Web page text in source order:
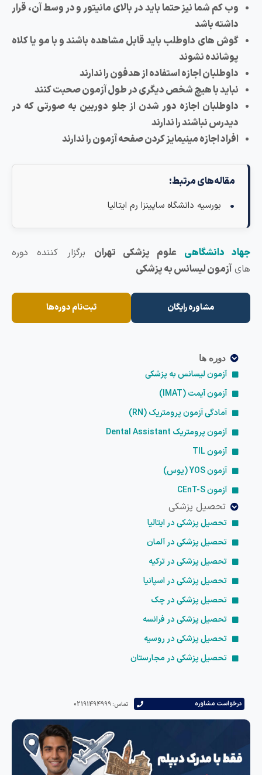
درخواست مشاوره تماس: 02191494999
وب کم شما نیز حتما باید در بالای مانیتور و در وسط آن، قرار
داشته باشد
گوش های داوطلب باید قابل مشاهده باشند و با مو یا کلاه
پوشانده نشوند
داوطلبان اجازه استفاده از هدفون را ندارند
نباید با هیچ شخص دیگری در طول آزمون صحبت کنند
داوطلبان اجازه دور شدن از جلو دوربین به صورتی که در
دیدرس نباشند را ندارند
افراد اجازه مینیمایز کردن صفحه آزمون را ندارند
مقاله‌های مرتبط:
بورسیه دانشگاه ساپینزا رم ایتالیا
دانشگاهیعلوم پزشکی تهرانبرگزار کننده دوره
آزمون لیسانس به پزشکی
مشاوره رایگان ثبت‌نام دوره‌ها
دوره ها
آزمون لیسانس به پزشکی
آزمون آیمت (IMAT)
آمادگی آزمون پرومتریک (RN)
آزمون پرومتریک Dental Assistant
آزمون TIL
آزمون YOS (یوس)
آزمون CEnT-S
تحصیل پزشکی
تحصیل پزشکی در ایتالیا
تحصیل پزشکی در آلمان
تحصیل پزشکی در ترکیه
تحصیل پزشکی در اسپانیا
تحصیل پزشکی در چک
تحصیل پزشکی در فرانسه
تحصیل پزشکی در روسیه
تحصیل پزشکی در مجارستان